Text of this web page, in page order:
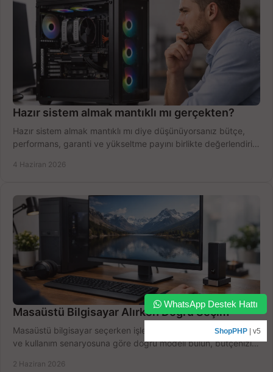
Hazır sistem almak mantıklı mı gerçekten?
Hazır sistem almak mantıklı mı diye düşünüyorsanız bütçe,
performans, garanti ve yükseltme payını birlikte değerlendirin,
4 Haziran 2026
Masaüstü Bilgisayar Alırken Doğru Seçim
Masaüstü bilgisayar seçerken işlemci, RAM, SSD, ekran kartı
ve kullanım senaryosuna göre doğru modeli bulun, bütçenizi
2 Haziran 2026
WhatsApp Destek Hattı
ShopPHP | v5